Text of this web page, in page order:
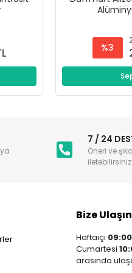
%3
7 / 24
Öneri ve
iletebilirsiniz.
Bize Ulaşın
Haftaiçi
Cumartesi
arasında